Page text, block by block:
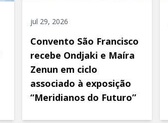
jul 29, 2026
Convento São Francisco
recebe Ondjaki e Maíra
Zenun em ciclo
associado à exposição
“Meridianos do Futuro”